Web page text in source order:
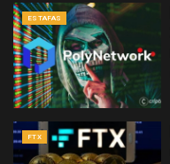
ESTAFAS
FTX